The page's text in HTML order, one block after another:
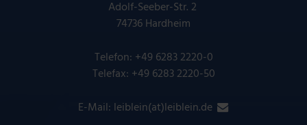
Adolf-Seeber-Str. 2
74736 Hardheim
Telefon: +49 6283 2220-0
Telefax: +49 6283 2220-50
E-Mail: leiblein(at)leiblein.de